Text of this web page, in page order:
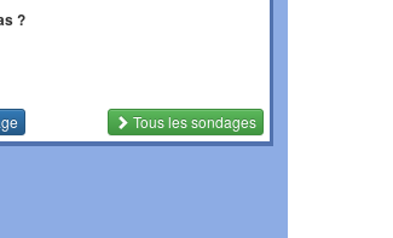
?
Tous les sondages